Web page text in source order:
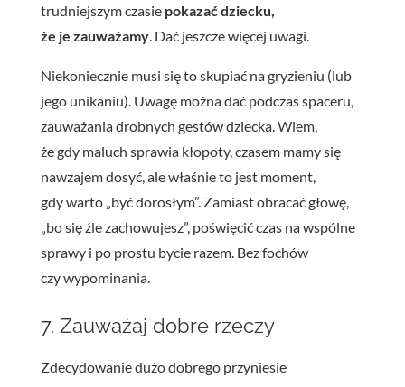
trudniejszym czasie pokazać dziecku,
że je zauważamy. Dać jeszcze więcej uwagi.
Niekoniecznie musi się to skupiać na gryzieniu (lub
jego unikaniu). Uwagę można dać podczas spaceru,
zauważania drobnych gestów dziecka. Wiem,
że gdy maluch sprawia kłopoty, czasem mamy się
nawzajem dosyć, ale właśnie to jest moment,
gdy warto „być dorosłym”. Zamiast obracać głowę,
„bo się źle zachowujesz”, poświęcić czas na wspólne
sprawy i po prostu bycie razem. Bez fochów
czy wypominania.
7. Zauważaj dobre rzeczy
Zdecydowanie dużo dobrego przyniesie